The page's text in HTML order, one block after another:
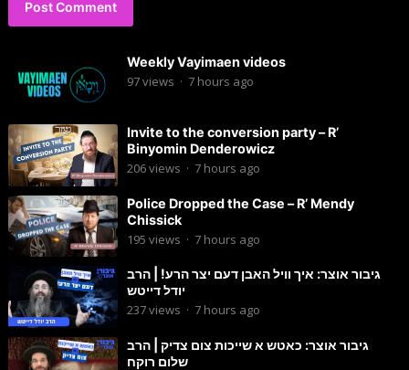
Weekly Vayimaen videos
97views · 7 hours ago
Invite to the conversion party – R’
Binyomin Denderowicz
206views · 7 hours ago
Police Dropped the Case – R’ Mendy
Chissick
195 views · 7 hours ago
גיבור אוצר: איך וויל האבן דעם יצר הרע! | הרב
יודל דייטש
237views · 7 hours ago
גיבור אוצר: כאטש א שייכות צום צדיק | הרב
שלום רוקח